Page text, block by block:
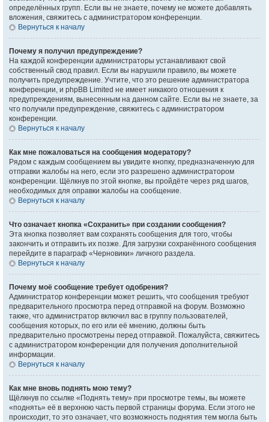
определённых групп. Если вы не знаете, почему не можете добавлять
вложения, свяжитесь с администратором конференции.
Вернуться к началу
Почему я получил предупреждение?
На каждой конференции администраторы устанавливают свой
собственный свод правил. Если вы нарушили правило, вы можете
получить предупреждение. Учтите, что это решение администратора
конференции, и phpBB Limited не имеет никакого отношения к
предупреждениям, вынесенным на данном сайте. Если вы не знаете, за
что получили предупреждение, свяжитесь с администратором
конференции.
Вернуться к началу
Как мне пожаловаться на сообщения модератору?
Рядом с каждым сообщением вы увидите кнопку, предназначенную для
отправки жалобы на него, если это разрешено администратором
конференции. Щёлкнув по этой кнопке, вы пройдёте через ряд шагов,
необходимых для оправки жалобы на сообщение.
Вернуться к началу
Что означает кнопка «Сохранить» при создании сообщения?
Эта кнопка позволяет вам сохранять сообщения для того, чтобы
закончить и отправить их позже. Для загрузки сохранённого сообщения
перейдите в параграф «Черновики» личного раздела.
Вернуться к началу
Почему моё сообщение требует одобрения?
Администратор конференции может решить, что сообщения требуют
предварительного просмотра перед отправкой на форум. Возможно
также, что администратор включил вас в группу пользователей,
сообщения которых, по его или её мнению, должны быть
предварительно просмотрены перед отправкой. Пожалуйста, свяжитесь
с администратором конференции для получения дополнительной
информации.
Вернуться к началу
Как мне вновь поднять мою тему?
Щёлкнув по ссылке «Поднять тему» при просмотре темы, вы можете
«поднять» её в верхнюю часть первой страницы форума. Если этого не
происходит, то это означает, что возможность поднятия тем могла быть